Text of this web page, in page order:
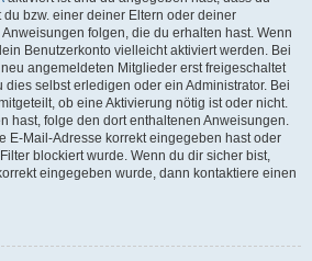
bzw. einer deiner Eltern oder deiner
folgen, die du erhalten hast. Wenn
Benutzerkonto vielleicht aktiviert werden. Bei
angemeldeten Mitglieder erst freigeschaltet
selbst erledigen oder ein Administrator. Bei
ob eine Aktivierung nötig ist oder nicht.
hast, folge den dort enthaltenen Anweisungen.
E-Mail-Adresse korrekt eingegeben hast oder
blockiert wurde. Wenn du dir sicher bist,
eingegeben wurde, dann kontaktiere einen